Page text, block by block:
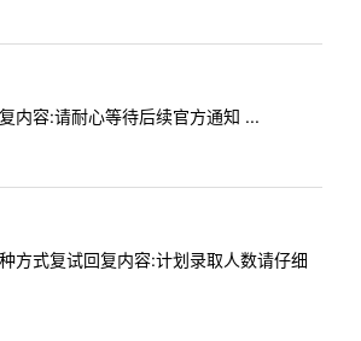
内容:请耐心等待后续官方通知 ...
式复试回复内容:计划录取人数请仔细